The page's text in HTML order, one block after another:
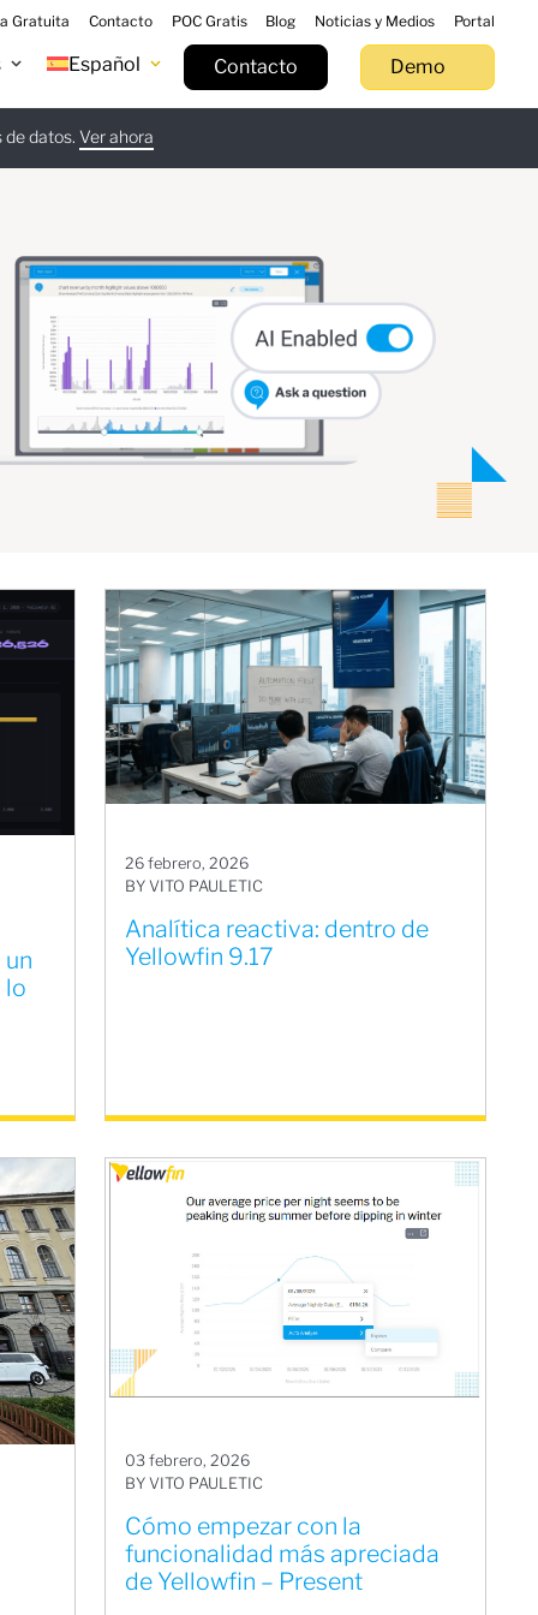
Español Contacto Demo
Gratuita Contacto POC Gratis Blog Noticias y Medios Portal
de datos. Ver ahora
Más información
ahora Pruébalo ahora
lo
26 febrero, 2026
BY VITO PAULETIC
Analítica reactiva: dentro de
Yellowfin 9.17
03 febrero, 2026
BY VITO PAULETIC
Cómo empezar con la
funcionalidad más apreciada
de Yellowfin – Present